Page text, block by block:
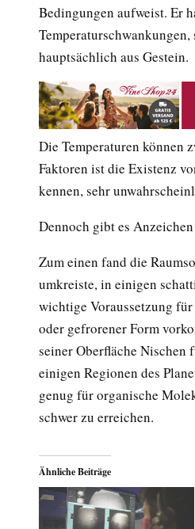
Bedingungen aufweist. Er
hauptsächlich aus Gestein.
Die Temperaturen können
Faktoren ist die Existenz
kennen, sehr
Dennoch gibt es
Zum einen fand die
umkreiste, in einigen
wichtige Voraussetzung
oder gefrorener Form
seiner Oberfläche Nischen
einigen Regionen des
genug für organische
schwer zu erreichen.
Ähnliche Beiträge